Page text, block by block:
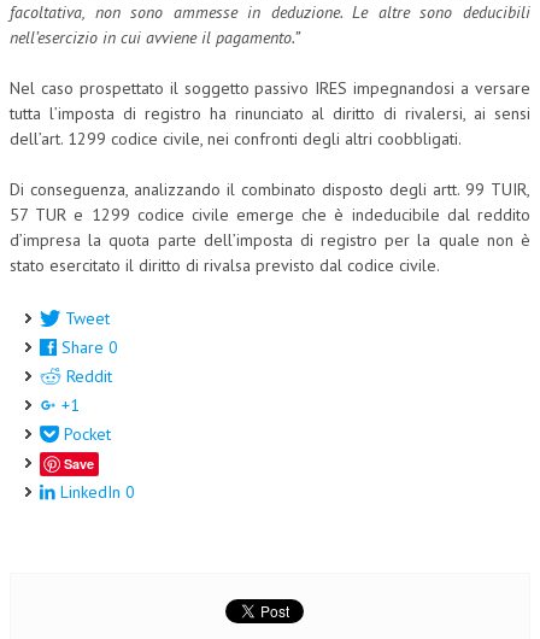
facoltativa, non sono ammesse in deduzione. Le altre sono deducibili
nell’esercizio in cui avviene il pagamento.”
Nel caso prospettato il soggetto passivo IRES impegnandosi a versare
tutta l’imposta di registro ha rinunciato al diritto di rivalersi, ai sensi
dell’art. 1299 codice civile, nei confronti degli altri coobbligati.
Di conseguenza, analizzando il combinato disposto degli artt. 99 TUIR,
57 TUR e 1299 codice civile emerge che è indeducibile dal reddito
d’impresa la quota parte dell’imposta di registro per la quale non è
stato esercitato il diritto di rivalsa previsto dal codice civile.
Tweet
Share 0
Reddit
+1
Pocket
Save
LinkedIn 0